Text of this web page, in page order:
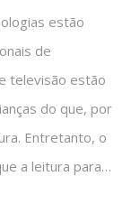
estão
de
televisão estão
do que, por
Entretanto, o
a leitura para…